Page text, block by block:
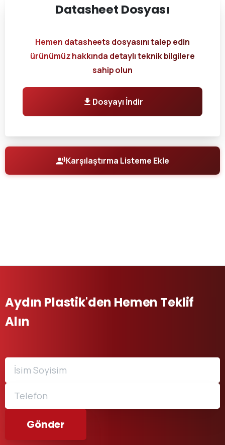
Datasheet Dosyası
Hemen datasheets dosyasını talep edin
ürünümüz hakkında detaylı teknik bilgilere
sahip olun
Dosyayı İndir
Karşılaştırma Listeme Ekle
Aydın Plastik'den Hemen Teklif
Alın